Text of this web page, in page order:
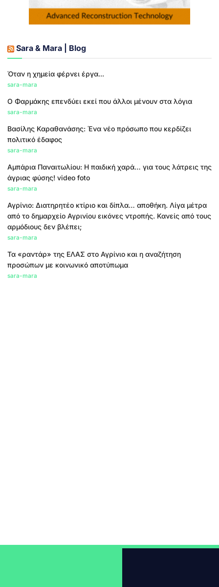
Sara & Mara | Blog
Όταν η χημεία φέρνει έργα...
sara-mara
Ο Φαρμάκης επενδύει εκεί που άλλοι μένουν στα λόγια
sara-mara
Βασίλης Καραθανάσης: Ένα νέο πρόσωπο που κερδίζει
πολιτικό έδαφος
sara-mara
Αμπάρια Παναιτωλίου: Η παιδική χαρά… για τους λάτρεις της
άγριας φύσης! video foto
sara-mara
Αγρίνιο: Διατηρητέο κτίριο και δίπλα… αποθήκη. Λίγα μέτρα
από το δημαρχείο Αγρινίου εικόνες ντροπής. Κανείς από τους
αρμόδιους δεν βλέπει;
sara-mara
Τα «ραντάρ» της ΕΛΑΣ στο Αγρίνιο και η αναζήτηση
προσώπων με κοινωνικό αποτύπωμα
sara-mara